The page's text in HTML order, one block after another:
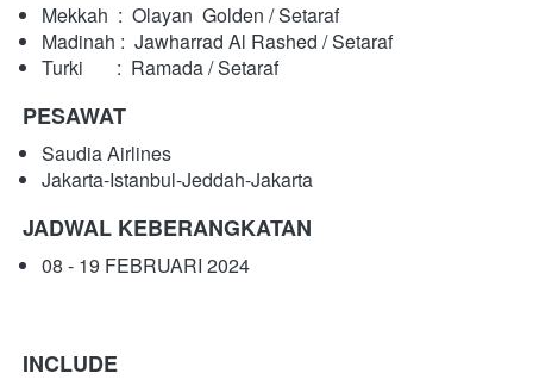
Mekkah  : Olayan  Golden / Setaraf
Madinah : Jawharrad Al Rashed / Setaraf
Turki       :  Ramada / Setaraf
PESAWAT
Saudia Airlines
Jakarta-Istanbul-Jeddah-Jakarta
JADWAL KEBERANGKATAN
08 - 19 FEBRUARI 2024
INCLUDE